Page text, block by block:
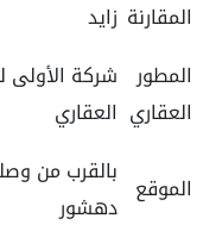
المقارنة زايد
المطور
العقاري
شركة الأولى
العقاري
الموقع بالقرب من
دهشور